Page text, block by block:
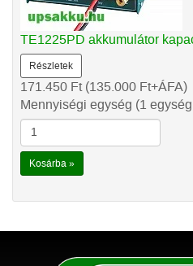
TE1225PD akkumulátor
Részletek
171.450 Ft(135.000 Ft+ÁFA)
Mennyiségi egység (1
Kosárba »